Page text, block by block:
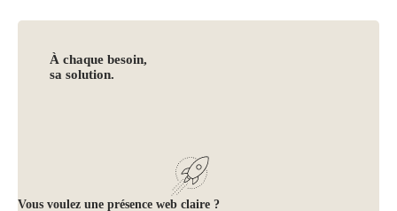
À chaque besoin,
sa solution.
Vous voulez une présence web claire ?